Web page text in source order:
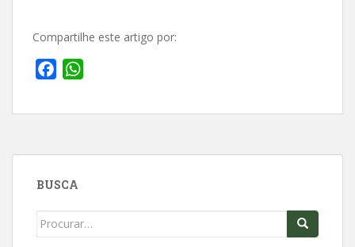
Compartilhe este artigo por:
c
b
o
a
s
BUSCA
Search